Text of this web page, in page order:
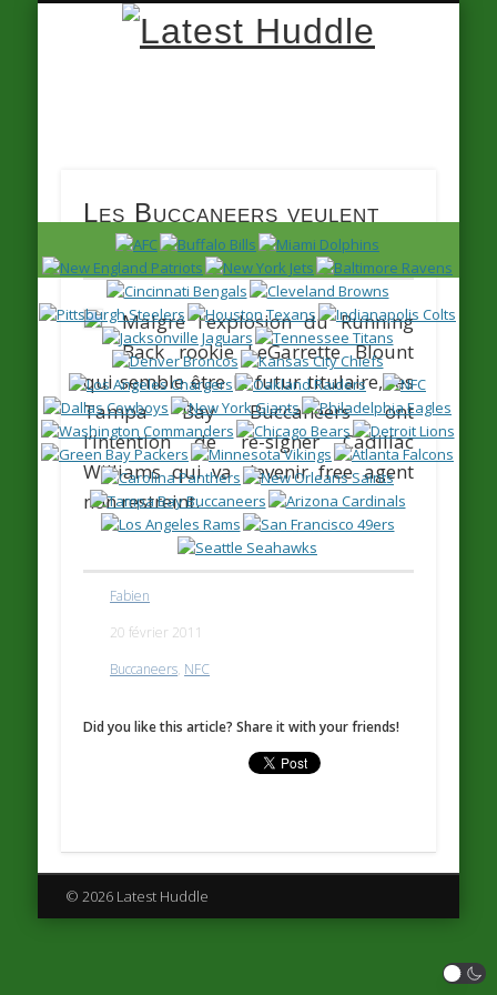
Les Buccaneers veulent
re-signer Williams
Malgré l’explosion du Running
Back rookieLeGarrette Blount
qui semble être le futur titulaire, les
Tampa Bay Buccaneers ont
l’intention de re-signerCadillac
Williamsqui va devenir free agent
non restreint.
Fabien
20 février 2011
Buccaneers, NFC
Did you like this article? Share it with your friends!
© 2026 Latest Huddle